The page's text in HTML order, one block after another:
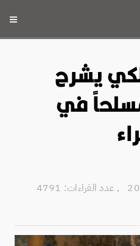
يشرح
في
, عدد القراءات: 4791